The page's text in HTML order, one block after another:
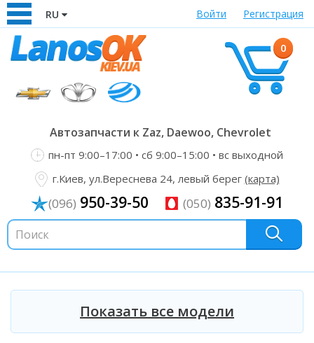
RU Войти Регистрация
0
Автозапчасти к Zaz, Daewoo, Chevrolet
пн-пт 9:00–17:00 • сб 9:00–15:00 • вс выходной
г.Киев, ул.Вереснева 24, левый берег (карта)
(096) 950-39-50 (050) 835-91-91
Показать все модели